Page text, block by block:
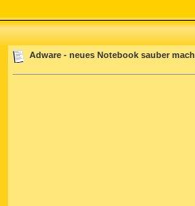
Adware - neues Notebook sauber